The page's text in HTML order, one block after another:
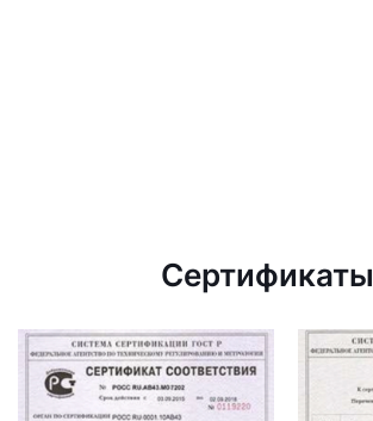
Сертификаты